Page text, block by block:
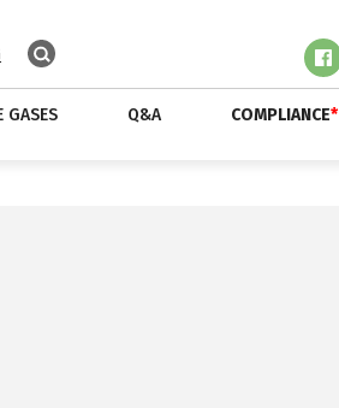
GASES Q&A COMPLIANCE*